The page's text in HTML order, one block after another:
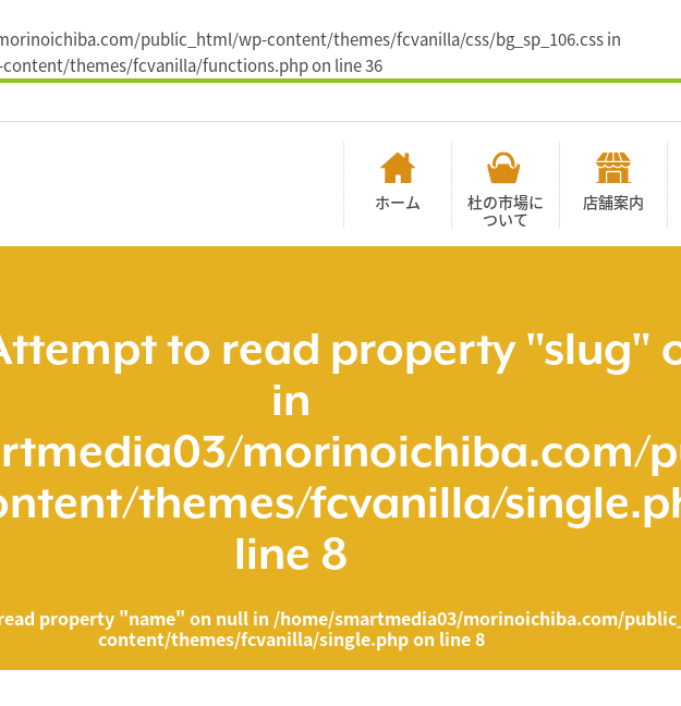
public_html/wp-content/themes/fcvanilla/css/bg_sp_106.css in
themes/fcvanilla/functions.phpon line36
ホーム
杜の市場に
ついて
店舗案内
to read property "slug"
in
morinoichiba.com/
themes/fcvanilla/
line 8
property "name" on null in /home/smartmedia03/morinoichiba.com/
content/themes/fcvanilla/single.phpon line8